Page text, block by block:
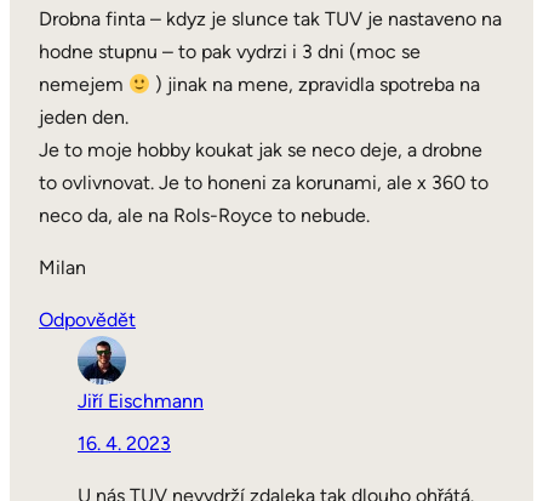
Drobna finta – kdyz je slunce tak TUV je nastaveno na
hodne stupnu – to pak vydrzi i 3 dni (moc se
nemejem
) jinak na mene, zpravidla spotreba na
jeden den.
Je to moje hobby koukat jak se neco deje, a drobne
to ovlivnovat. Je to honeni za korunami, ale x 360 to
neco da, ale na Rols-Royce to nebude.
Milan
Odpovědět
Jiří Eischmann
16. 4. 2023
U nás TUV nevydrží zdaleka tak dlouho ohřátá.